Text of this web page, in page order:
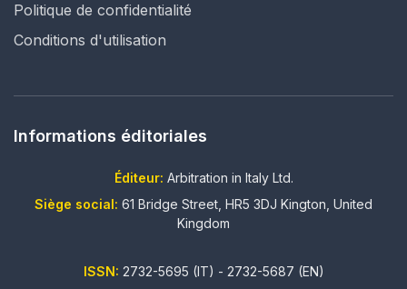
Politique de confidentialité
Conditions d'utilisation
Informations éditoriales
Éditeur: Arbitration in Italy Ltd.
Siège social: 61 Bridge Street, HR5 3DJ Kington, United
Kingdom
ISSN: 2732-5695 (IT) - 2732-5687 (EN)